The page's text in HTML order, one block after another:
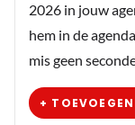
eerst
2026 in jouw
hem in de
mis geen
+